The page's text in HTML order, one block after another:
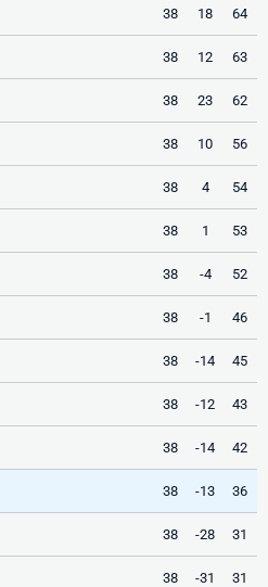
38 18 64
38 12 63
38 23 62
38 10 56
38 4 54
38 1 53
38 -4 52
38 -1 46
38 -14 45
38 -12 43
38 -14 42
38 -13 36
38 -28 31
38 -31 31